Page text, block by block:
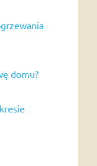
domu?